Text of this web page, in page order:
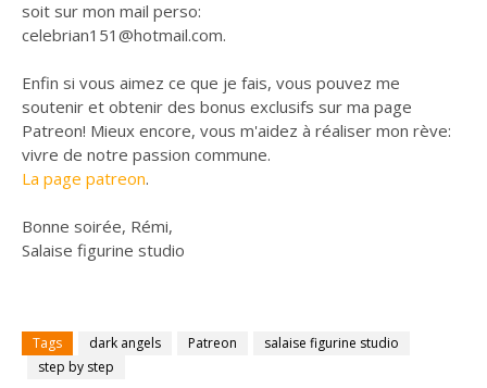
soit sur mon mail perso:
celebrian151@hotmail.com.
Enfin si vous aimez ce que je fais, vous pouvez me
soutenir et obtenir des bonus exclusifs sur ma page
Patreon! Mieux encore, vous m'aidez à réaliser mon rève:
vivre de notre passion commune.
La page patreon.
Bonne soirée, Rémi,
Salaise figurine studio
Tags dark angels Patreon
salaise figurine studio
step by step